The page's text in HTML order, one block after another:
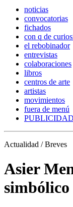
noticias
convocatorias
fichados
con q de
el rebobinador
entrevistas
colaboraciones
libros
centros de arte
artistas
movimientos
fuera de menú
PUBLICIDAD
Actualidad / Breves
Asier
simbólico